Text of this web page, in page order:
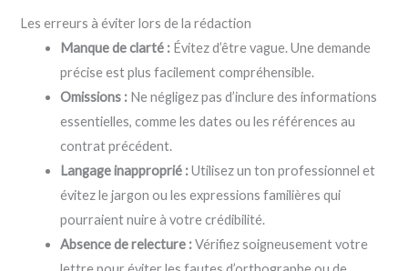
Les erreurs à éviter lors de la rédaction
Manque de clarté : Évitez d’être vague. Une demande
précise est plus facilement compréhensible.
Omissions : Ne négligez pas d’inclure des informations
essentielles, comme les dates ou les références au
contrat précédent.
Langage inapproprié :Utilisez un ton professionnel et
évitez le jargon ou les expressions familières qui
pourraient nuire à votre crédibilité.
Absence de relecture :Vérifiez soigneusement votre